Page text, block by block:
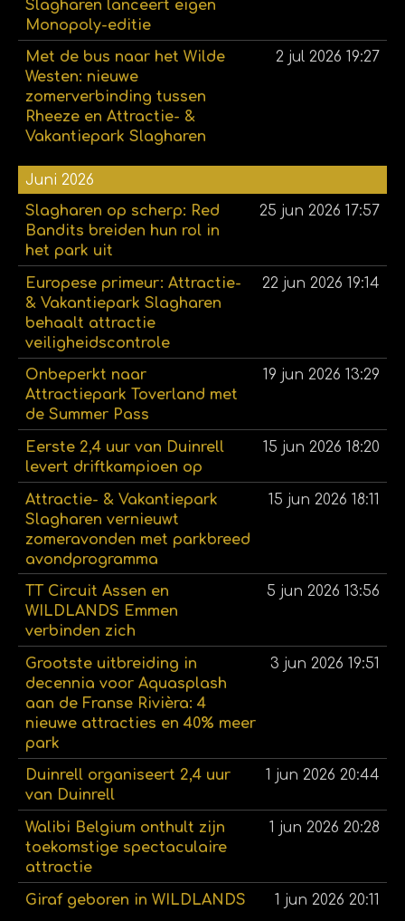
Slagharen lanceert eigen
Monopoly-editie
Met de bus naar het Wilde
Westen: nieuwe
zomerverbinding tussen
Rheeze en Attractie- &
Vakantiepark Slagharen
2 jul 2026 19:27
Juni 2026
Slagharen op scherp: Red
Bandits breiden hun rol in
het park uit
25 jun 2026 17:57
Europese primeur: Attractie-
& Vakantiepark Slagharen
behaalt attractie
veiligheidscontrole
22 jun 2026 19:14
Onbeperkt naar
Attractiepark Toverland met
de Summer Pass
19 jun 2026 13:29
Eerste 2,4 uur van Duinrell
levert driftkampioen op
15 jun 2026 18:20
Attractie- & Vakantiepark
Slagharen vernieuwt
zomeravonden met parkbreed
avondprogramma
15 jun 2026 18:11
TT Circuit Assen en
WILDLANDS Emmen
verbinden zich
5 jun 2026 13:56
Grootste uitbreiding in
decennia voor Aquasplash
aan de Franse Rivièra: 4
nieuwe attracties en 40% meer
park
3 jun 2026 19:51
Duinrell organiseert 2,4 uur
van Duinrell
1 jun 2026 20:44
Walibi Belgium onthult zijn
toekomstige spectaculaire
attractie
1 jun 2026 20:28
Giraf geboren in WILDLANDS 1 jun 2026 20:11